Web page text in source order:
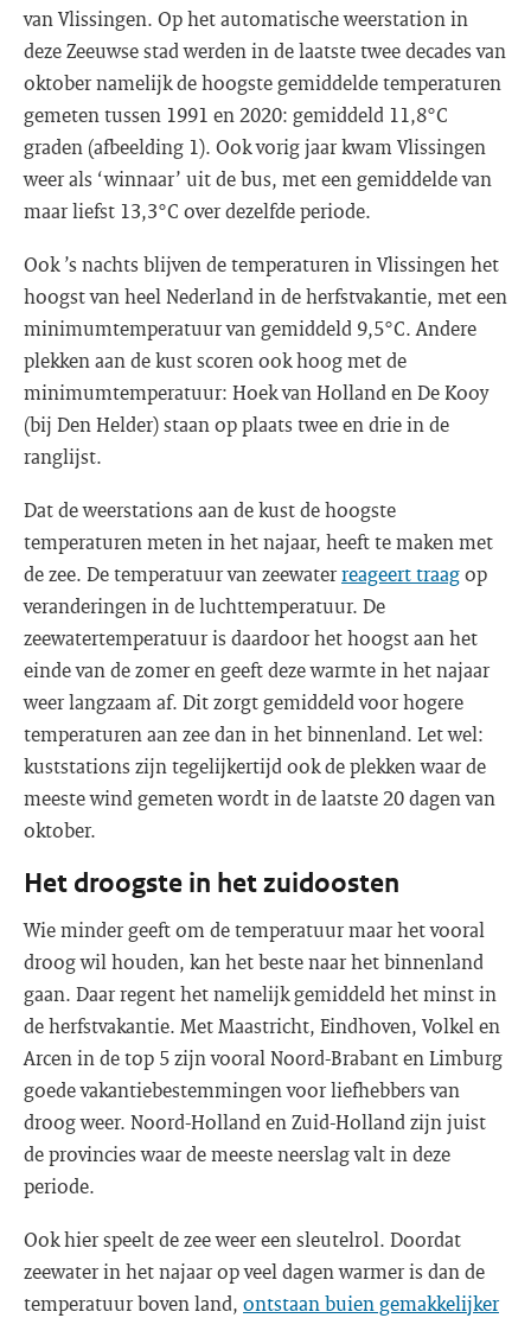
van Vlissingen. Op het automatische weerstation in
deze Zeeuwse stad werden in de laatste twee decades van
oktober namelijk de hoogste gemiddelde temperaturen
gemeten tussen 1991 en 2020: gemiddeld 11,8°C
graden (afbeelding 1). Ook vorig jaar kwam Vlissingen
weer als ‘winnaar’ uit de bus, met een gemiddelde van
maar liefst 13,3°C over dezelfde periode.
Ook ’s nachts blijven de temperaturen in Vlissingen het
hoogst van heel Nederland in de herfstvakantie, met een
minimumtemperatuur van gemiddeld 9,5°C. Andere
plekken aan de kust scoren ook hoog met de
minimumtemperatuur: Hoek van Holland en De Kooy
(bij Den Helder) staan op plaats twee en drie in de
ranglijst.
Dat de weerstations aan de kust de hoogste
temperaturen meten in het najaar, heeft te maken met
de zee. De temperatuur van zeewaterreageert traagop
veranderingen in de luchttemperatuur. De
zeewatertemperatuur is daardoor het hoogst aan het
einde van de zomer en geeft deze warmte in het najaar
weer langzaam af. Dit zorgt gemiddeld voor hogere
temperaturen aan zee dan in het binnenland. Let wel:
kuststations zijn tegelijkertijd ook de plekken waar de
meeste wind gemeten wordt in de laatste 20 dagen van
oktober.
Het droogste in het zuidoosten
Wie minder geeft om de temperatuur maar het vooral
droog wil houden, kan het beste naar het binnenland
gaan. Daar regent het namelijk gemiddeld het minst in
de herfstvakantie. Met Maastricht, Eindhoven, Volkel en
Arcen in de top 5 zijn vooral Noord-Brabant en Limburg
goede vakantiebestemmingen voor liefhebbers van
droog weer. Noord-Holland en Zuid-Holland zijn juist
de provincies waar de meeste neerslag valt in deze
periode.
Ook hier speelt de zee weer een sleutelrol. Doordat
zeewater in het najaar op veel dagen warmer is dan de
temperatuur boven land, ontstaan buien gemakkelijker